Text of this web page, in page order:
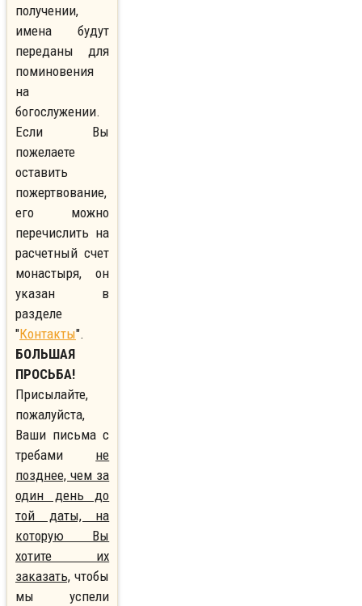
получении,
имена будут
переданы для
поминовения
на
богослужении.
Если Вы
пожелаете
оставить
пожертвование,
его можно
перечислить на
расчетный счет
монастыря, он
указан в
разделе
"Контакты".
БОЛЬШАЯ
ПРОСЬБА!
Присылайте,
пожалуйста,
Ваши письма с
требами не
позднее, чем за
один день до
той даты, на
которую Вы
хотите их
заказать, чтобы
мы успели